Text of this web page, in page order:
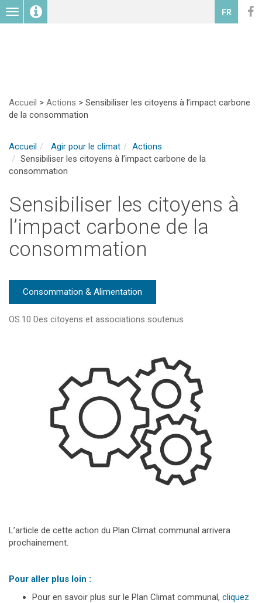
Toggle
navigation
FR
Accueil > Actions > Sensibiliser les citoyens à l’impact carbone
de la consommation
Accueil Agir pour le climat
Actions
Sensibiliser les citoyens à l’impact carbone de la
consommation
Sensibiliser les citoyens à
l’impact carbone de la
consommation
Consommation & Alimentation
OS.10 Des citoyens et associations soutenus
L’article de cette action du Plan Climat communal arrivera
prochainement.
Pour aller plus loin :
Pour en savoir plus sur le Plan Climat communal, cliquez